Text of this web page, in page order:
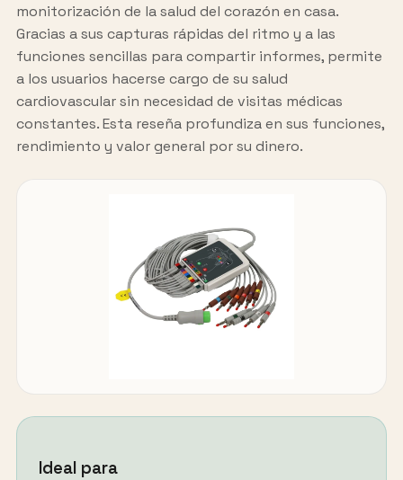
monitorización de la salud del corazón en casa.
Gracias a sus capturas rápidas del ritmo y a las
funciones sencillas para compartir informes, permite
a los usuarios hacerse cargo de su salud
cardiovascular sin necesidad de visitas médicas
constantes. Esta reseña profundiza en sus funciones,
rendimiento y valor general por su dinero.
Ideal para